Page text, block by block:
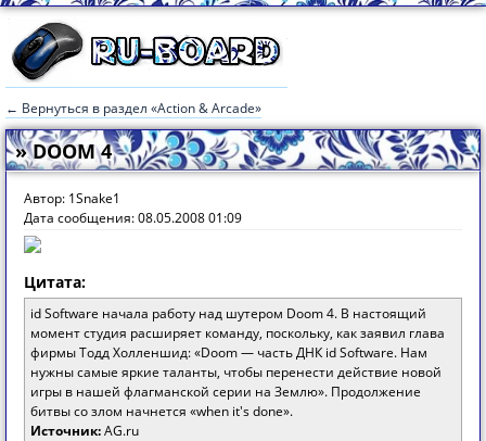
← Вернуться в раздел «Action & Arcade»
» DOOM 4
Автор: 1Snake1
Дата сообщения: 08.05.2008 01:09
Цитата:
id Software начала работу над шутером Doom 4. В настоящий
момент студия расширяет команду, поскольку, как заявил глава
фирмы Тодд Холленшид: «Doom — часть ДНК id Software. Нам
нужны самые яркие таланты, чтобы перенести действие новой
игры в нашей флагманской серии на Землю». Продолжение
битвы со злом начнется «when it's done».
Источник:AG.ru